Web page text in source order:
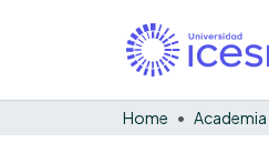
Home Academia